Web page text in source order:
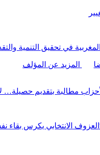
في تحقيق التنمية
المزيد عن المؤلف
مطالبة بتقديم حصيلة…
الانتخابي يكرس